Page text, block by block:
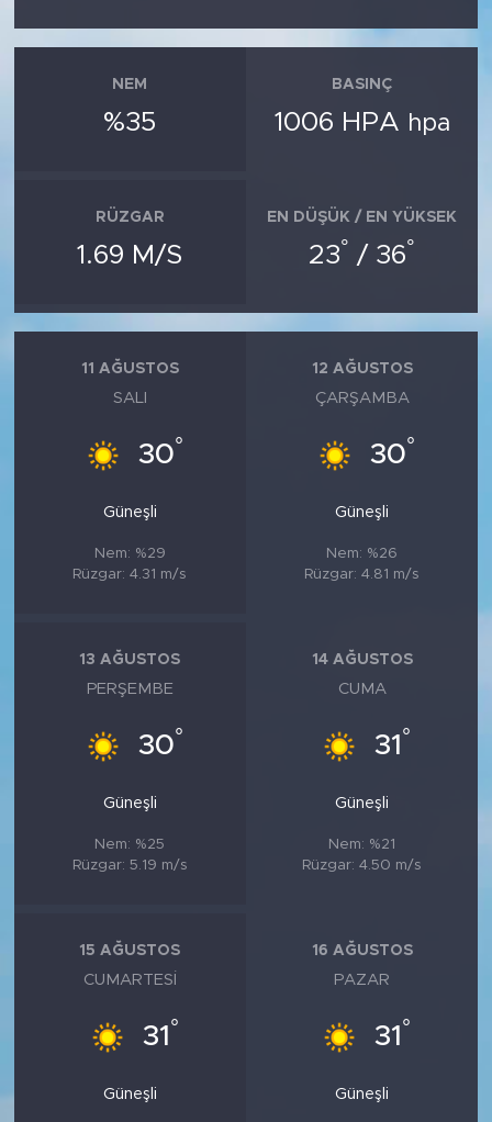
NEM
%35
BASINÇ
1006 HPA hpa
RÜZGAR
1.69 M/S
EN DÜŞÜK / EN YÜKSEK
23° / 36°
11 AĞUSTOS
SALI
30°
Güneşli
Nem: %29
Rüzgar: 4.31 m/s
12 AĞUSTOS
ÇARŞAMBA
30°
Güneşli
Nem: %26
Rüzgar: 4.81 m/s
13 AĞUSTOS
PERŞEMBE
30°
Güneşli
Nem: %25
Rüzgar: 5.19 m/s
14 AĞUSTOS
CUMA
31 °
Güneşli
Nem: %21
Rüzgar: 4.50 m/s
15 AĞUSTOS
CUMARTESI
31 °
Güneşli
16 AĞUSTOS
PAZAR
31 °
Güneşli